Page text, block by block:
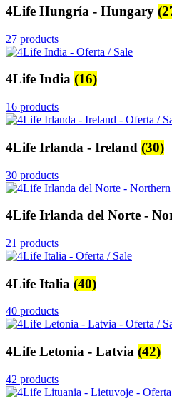
4Life Hungría - Hungary
27 products
4Life India (16)
16 products
4Life Irlanda - Ireland (30)
30 products
4Life Irlanda del Norte -
21 products
4Life Italia (40)
40 products
4Life Letonia - Latvia (42)
42 products